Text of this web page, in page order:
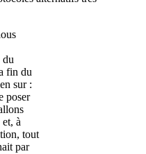
du
fin du
sur :
poser
à
tout
par